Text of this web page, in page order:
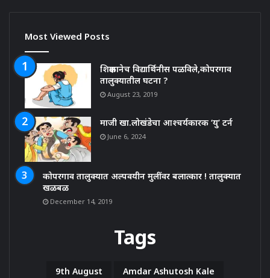
Most Viewed Posts
शिक्षकानेच विद्यार्थिनीस पळविले,कोपरगाव
तालुक्यातील घटना ?
August 23, 2019
माजी खा.लोखंडेचा आश्चर्यकारक ‘यु’ टर्न
June 6, 2024
कोपरगाव तालुक्यात अल्पवयीन मुलींवर बलात्कार ! तालुक्यात
खळबळ
December 14, 2019
Tags
9th August Amdar Ashutosh Kale